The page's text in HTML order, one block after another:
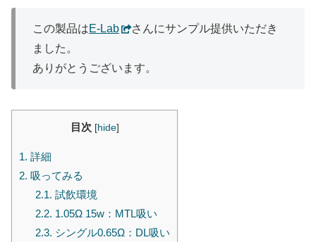
この製品はE-Lab
さんにサンプル提供いただき
ました。
ありがとうございます。
目次 [hide]
1. 詳細
2. 吸ってみる
2.1. 試飲環境
2.2. 1.05Ω 15w：MTL吸い
2.3. シングル0.65Ω：DL吸い